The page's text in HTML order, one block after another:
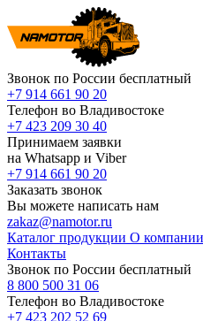
Звонок по России бесплатный
+7 914 661 90 20
Телефон во Владивостоке
+7 423 209 30 40
Принимаем заявки
на Whatsapp и Viber
+7 914 661 90 20
Заказать звонок
Вы можете написать нам
zakaz@namotor.ru
Каталог продукции О компании
Контакты
Звонок по России бесплатный
8 800 500 31 06
Телефон во Владивостоке
+7 423 202 52 69